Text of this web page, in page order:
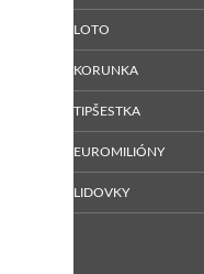
LOTO
KORUNKA
TIPŠESTKA
EUROMILIÓNY
LIDOVKY